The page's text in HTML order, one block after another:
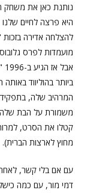
נותנת כאן את משחק
להצלחה אדירה בזכות
מועמדות לפרס
ביותר בהוליווד
המרהיב שלה,
משמורת על הבת שלה,
קטלו את הסרט,
מחוץ לארצות הברית).
עם אם בלי קשר, לאחר
דמי מור, עם כמה